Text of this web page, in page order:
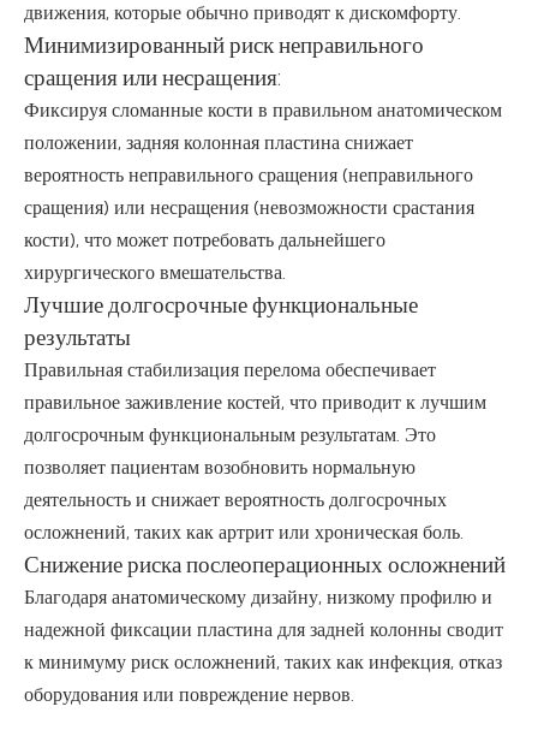
движения, которые обычно приводят к дискомфорту.
Минимизированный риск неправильного
сращения или несращения:
Фиксируя сломанные кости в правильном анатомическом
положении, задняя колонная пластина снижает
вероятность неправильного сращения (неправильного
сращения) или несращения (невозможности срастания
кости), что может потребовать дальнейшего
хирургического вмешательства.
Лучшие долгосрочные функциональные
результаты
Правильная стабилизация перелома обеспечивает
правильное заживление костей, что приводит к лучшим
долгосрочным функциональным результатам. Это
позволяет пациентам возобновить нормальную
деятельность и снижает вероятность долгосрочных
осложнений, таких как артрит или хроническая боль.
Снижение риска послеоперационных осложнений
Благодаря анатомическому дизайну, низкому профилю и
надежной фиксации пластина для задней колонны сводит
к минимуму риск осложнений, таких как инфекция, отказ
оборудования или повреждение нервов.